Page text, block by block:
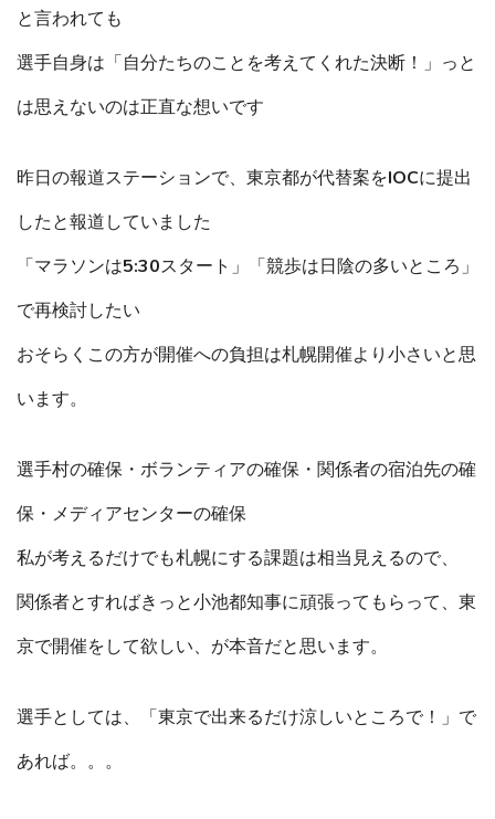
と言われても
選手自身は「自分たちのことを考えてくれた決断！」っと
は思えないのは正直な想いです
昨日の報道ステーションで、東京都が代替案をIOCに提出
したと報道していました
「マラソンは5:30スタート」「競歩は日陰の多いところ」
で再検討したい
おそらくこの方が開催への負担は札幌開催より小さいと思
います。
選手村の確保・ボランティアの確保・関係者の宿泊先の確
保・メディアセンターの確保
私が考えるだけでも札幌にする課題は相当見えるので、
関係者とすればきっと小池都知事に頑張ってもらって、東
京で開催をして欲しい、が本音だと思います。
選手としては、「東京で出来るだけ涼しいところで！」で
あれば。。。